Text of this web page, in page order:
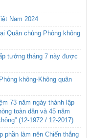
Nam 2024
Quân chủng Phòng không
tướng tháng 7 này được
không-Không quân
73 năm ngày thành lập
toàn dân và 45 năm
(12-1972 / 12-2017)
phần làm nên Chiến thắng